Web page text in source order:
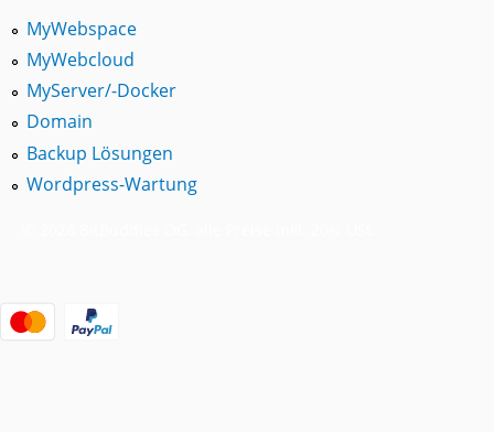
MyWebspace
MyWebcloud
MyServer/-Docker
Domain
Backup Lösungen
Wordpress-Wartung